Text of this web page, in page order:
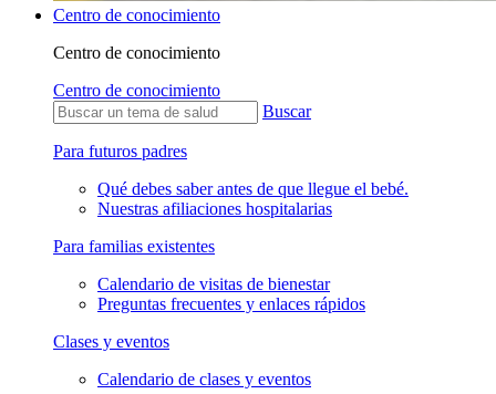
Centro de conocimiento
Centro de conocimiento
Centro de conocimiento
Buscar
Para futuros padres
Qué debes saber antes de que llegue el bebé.
Nuestras afiliaciones hospitalarias
Para familias existentes
Calendario de visitas de bienestar
Preguntas frecuentes y enlaces rápidos
Clases y eventos
Calendario de clases y eventos